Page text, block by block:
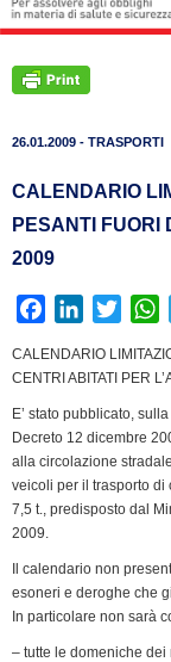
26.01.2009 - TRASPORTI
CALENDARIO
PESANTI FUORI
2009
c
b
o
o
k
n
e
d
I
n
i
t
e
r
a
s
A
p
p
CALENDARIO
CENTRI ABITATI PER
E’ stato pubblicato,
Decreto 12 dicembre
alla circolazione
veicoli per il trasporto di
7,5 t., predisposto dal
2009.
Il calendario non
esoneri e deroghe che
In particolare non sarà
– tutte le domeniche